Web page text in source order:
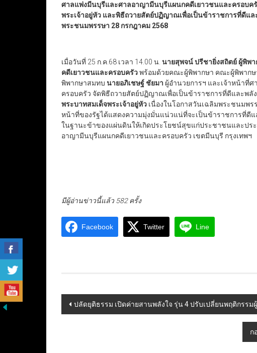
ศาลแพ่งมีนบุรีและศาลอาญามีนบุรีแผนกคดีเยาวชนและครอบค
พระเจ้าอยู่หัว และพิธีถวายสัตย์ปฏิญาณเพื่อเป็นข้าราชการที่ดีแ
พระชนมพรรษา 28 กรกฎาคม 2568
เมื่อวันที่ 25 ก.ค.68 เวลา 14.00 น. นายสุพจน์ ปรีชายิ่งสถิตย์ ผู้พิพ
คดีเยาวชนและครอบครัวพร้อมด้วยคณะผู้พิพากษา คณะผู้พิพาก
พิพากษาสมทบ นายอภิเชษฐ์ ชัยมา ผู้อำนวยการฯ และเจ้าหน้าที่
ครอบครัว จัดพิธีถวายสัตย์ปฏิญาณเพื่อเป็นข้าราชการที่ดีและพ
พระบาทสมเด็จพระเจ้าอยู่หัว เนื่องในโอกาสวันเฉลิมพระชนมพร
หน้าที่ของรัฐได้แสดงความมุ่งมั่นแน่วแน่ที่จะเป็นข้าราชการที่ดี
ในฐานะข้าของแผ่นดินให้เกิดประโยชน์สุขแก่ประชาชนและปร
อาญามีนบุรีแผนกคดีเยาวชนและครอบครัว เขตมีนบุรี กรุงเทพฯ
มีผู้อ่านข่าวนี้แล้ว 582 ครั้ง
Facebook Twitter Line
Post
ปลัดยุติธรรม เปิดค่ายสานพลังใจ รุ่น 4 ปรับเปลี่ยนพฤติกรร
ก